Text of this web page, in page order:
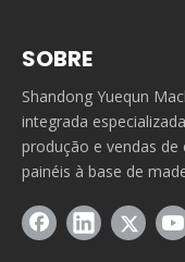
SOBRE
Shandong Yuequn
integrada
produção e vendas
painéis à base de